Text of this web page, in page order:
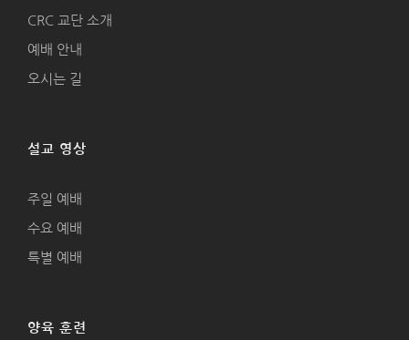
CRC 교단 소개
예배 안내
오시는 길
설교 영상
주일 예배
수요 예배
특별 예배
양육 훈련